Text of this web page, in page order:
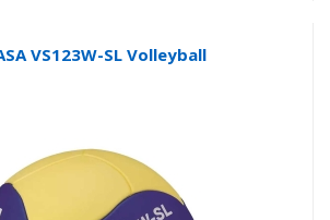
VS123W-SL Volleyball